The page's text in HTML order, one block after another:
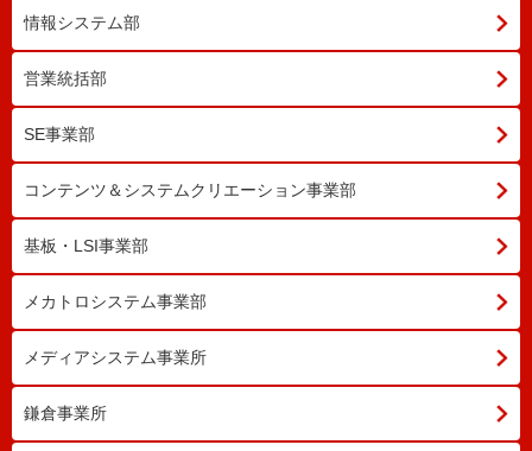
情報システム部
営業統括部
SE事業部
コンテンツ＆システムクリエーション事業部
基板・LSI事業部
メカトロシステム事業部
メディアシステム事業所
鎌倉事業所